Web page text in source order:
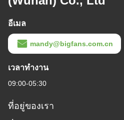
อีเมล
mandy@bigfans.com.cn
เวลาทํางาน
09:00-05:30
ที่อยู่ของเรา